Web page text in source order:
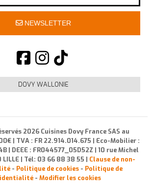
NEWSLETTER
DOVY WALLONIE
2026 Cuisines Dovy France SAS au
| TVA : FR 22.914.014.675 | Eco-Mobilier :
| DEEE : FR044577_05D52Z | 10 rue Michel
| Tél: 03 66 88 38 55 | Clause de non-
- Politique de cookies- Politique de
- Modifier les cookies